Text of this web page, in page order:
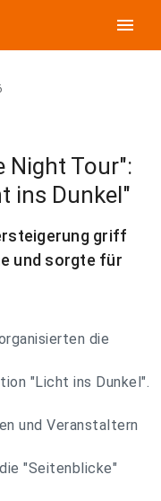
menu
Night Tour":
ins Dunkel"
griff
und sorgte für
die
"Licht ins Dunkel".
und Veranstaltern
"Seitenblicke"